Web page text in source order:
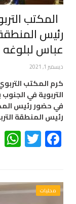
المكتب
رئيس
عباس لبلوغه
ديسمبر 1, 2021
كرم المكتب
التربوية في
في حضور رئيس
رئيس المنطقة
محليات